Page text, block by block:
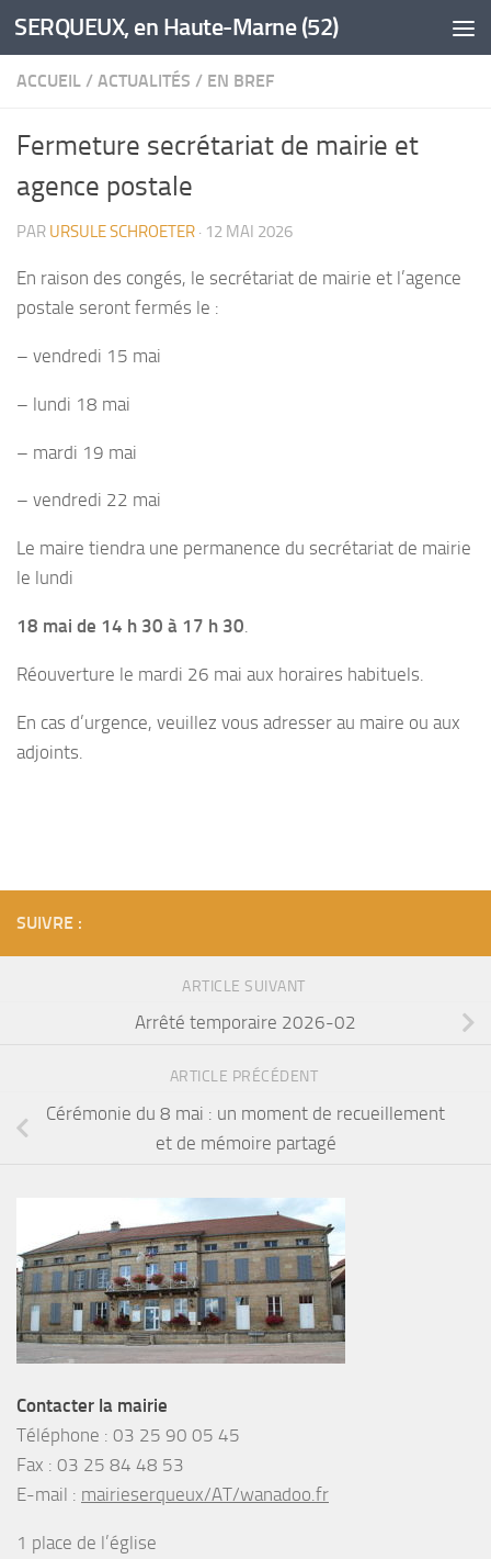
Skip to content
SERQUEUX, en Haute-Marne (52)
ACCUEIL / ACTUALITÉS / EN BREF
Fermeture secrétariat de mairie et
agence postale
PAR URSULE SCHROETER · 12 MAI 2026
En raison des congés, le secrétariat de mairie et l’agence
postale seront fermés le :
– vendredi 15 mai
– lundi 18 mai
– mardi 19 mai
– vendredi 22 mai
Le maire tiendra une permanence du secrétariat de mairie
le lundi
18 mai de 14 h 30 à 17 h 30.
Réouverture le mardi 26 mai aux horaires habituels.
En cas d’urgence, veuillez vous adresser au maire ou aux
adjoints.
SUIVRE :
ARTICLE SUIVANT
Arrêté temporaire 2026-02
ARTICLE PRÉCÉDENT
Cérémonie du 8 mai : un moment de recueillement
et de mémoire partagé
Contacter la mairie
Téléphone : 03 25 90 05 45
Fax : 03 25 84 48 53
E-mail : mairieserqueux/AT/wanadoo.fr
1 place de l’église